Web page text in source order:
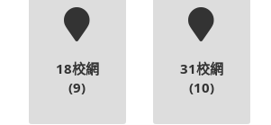
18校網
(9)
31校網
(10)